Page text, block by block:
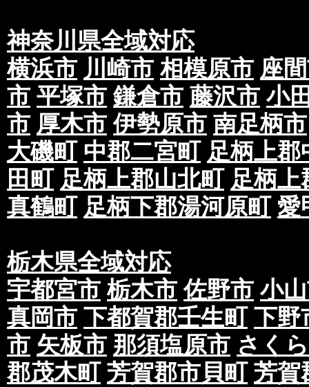
神奈川県全域対応
横浜市 川崎市 相模原市 座
市 平塚市 鎌倉市 藤沢市 小
市 厚木市 伊勢原市 南足柄市
大磯町 中郡二宮町 足柄上郡
田町 足柄上郡山北町 足柄上
真鶴町 足柄下郡湯河原町 愛
栃木県全域対応
宇都宮市 栃木市 佐野市 小
真岡市 下都賀郡壬生町 下野
市 矢板市 那須塩原市 さく
郡茂木町 芳賀郡市貝町 芳賀